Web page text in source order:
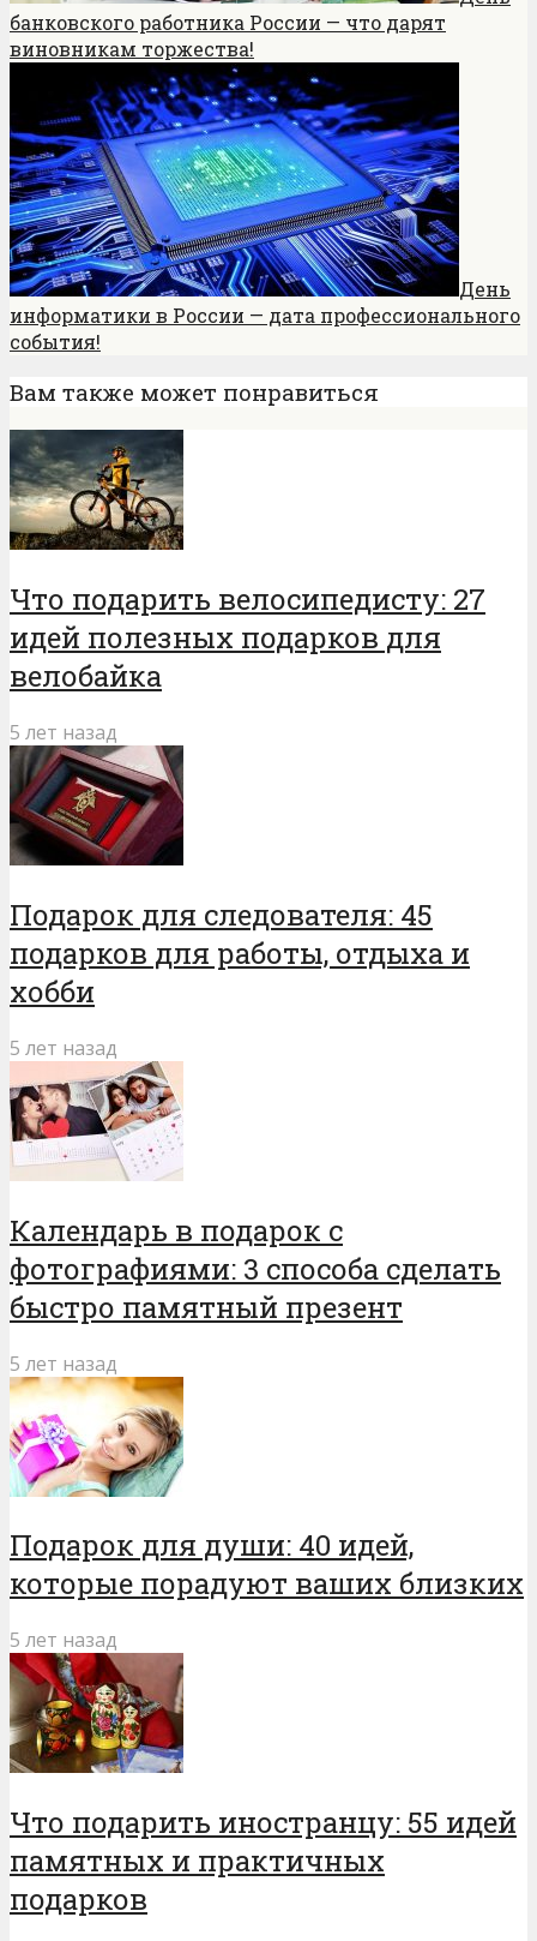
банковского работника России — что дарят
виновникам торжества!
День
информатики в России — дата профессионального
события!
Вам также может понравиться
Что подарить велосипедисту: 27
идей полезных подарков для
велобайка
5 лет назад
Подарок для следователя: 45
подарков для работы, отдыха и
хобби
5 лет назад
Календарь в подарок с
фотографиями: 3 способа сделать
быстро памятный презент
5 лет назад
Подарок для души: 40 идей,
которые порадуют ваших близких
5 лет назад
Что подарить иностранцу: 55 идей
памятных и практичных
подарков